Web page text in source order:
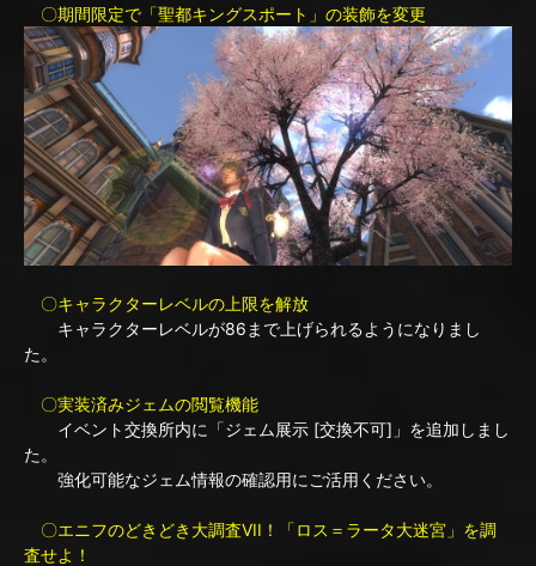
〇期間限定で「聖都キングスポート」の装飾を変更
〇キャラクターレベルの上限を解放
キャラクターレベルが86まで上げられるようになりまし
た。
〇実装済みジェムの閲覧機能
イベント交換所内に「ジェム展示 [交換不可]」を追加しまし
た。
強化可能なジェム情報の確認用にご活用ください。
〇エニフのどきどき大調査VII！「ロス＝ラータ大迷宮」を調
査せよ！